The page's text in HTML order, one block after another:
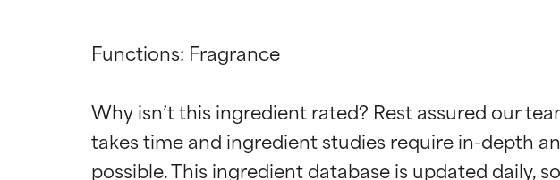
Functions: Fragrance
Why isn’t this ingredient rated? Rest assured our
takes time and ingredient studies require in-depth
EXCELENTE
Ingrediente sobresaliente con
EXCELENTE
Ingrediente sobresaliente con